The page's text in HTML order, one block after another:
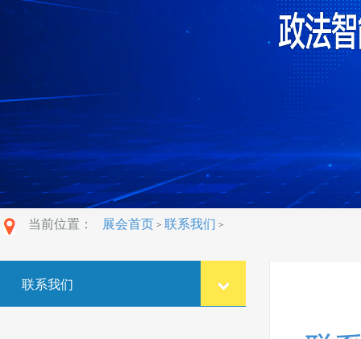
当前位置： 展会首页 > 联系我们 >
联系我们